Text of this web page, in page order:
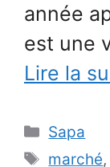
année
est une
Lire la
Sapa
marché,